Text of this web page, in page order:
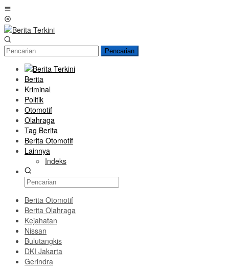
Loncat
ke
konten
Pencarian
Berita
Kriminal
Politik
Otomotif
Olahraga
Tag Berita
Berita Otomotif
Lainnya
Indeks
Berita Otomotif
Berita Olahraga
Kejahatan
Nissan
Bulutangkis
DKI Jakarta
Gerindra